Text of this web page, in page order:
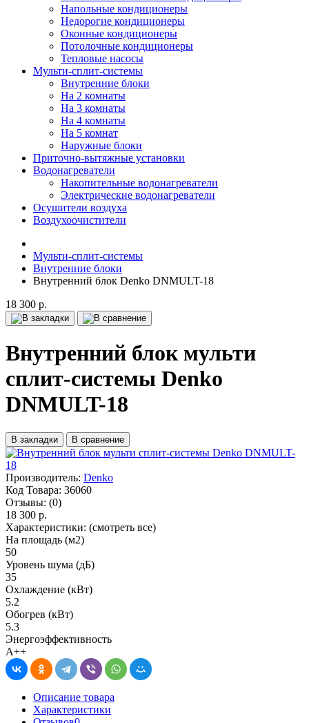
Напольные кондиционеры
Недорогие кондиционеры
Оконные кондиционеры
Потолочные кондиционеры
Тепловые насосы
Мульти-сплит-системы
Внутренние блоки
На 2 комнаты
На 3 комнаты
На 4 комнаты
На 5 комнат
Наружные блоки
Приточно-вытяжные установки
Водонагреватели
Накопительные водонагреватели
Электрические водонагреватели
Осушители воздуха
Воздухоочистители
Мульти-сплит-системы
Внутренние блоки
Внутренний блок Denko DNMULT-18
18 300 р.
Внутренний блок мульти
сплит-системы Denko
DNMULT-18
В закладки В сравнение
Производитель: Denko
Код Товара: 36060
Отзывы: (0)
18 300 р.
Характеристики: (смотреть все)
На площадь (м2)
50
Уровень шума (дБ)
35
Охлаждение (кВт)
5.2
Обогрев (кВт)
5.3
Энергоэффективность
A++
Описание товара
Характеристики